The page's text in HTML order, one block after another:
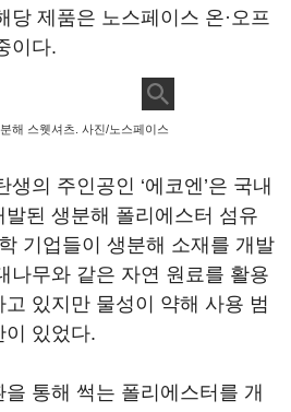
당 제품은 노스페이스 온·오프
이다.
해 스웻셔츠. 사진/노스페이스
의 주인공인 ‘에코엔’은 국내
된 생분해 폴리에스터 섬유
기업들이 생분해 소재를 개발
나무와 같은 자연 원료를 활용
있지만 물성이 약해 사용 범
이 있었다.
통해 썩는 폴리에스터를 개